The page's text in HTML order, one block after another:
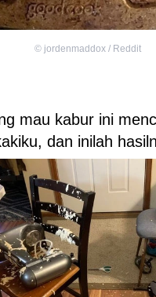
© jordenmaddox / Reddit
mau kabur ini
dan inilah